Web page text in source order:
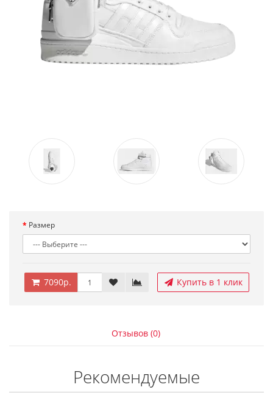
Размер
7090р. Купить в 1 клик
Отзывов (0)
Рекомендуемые